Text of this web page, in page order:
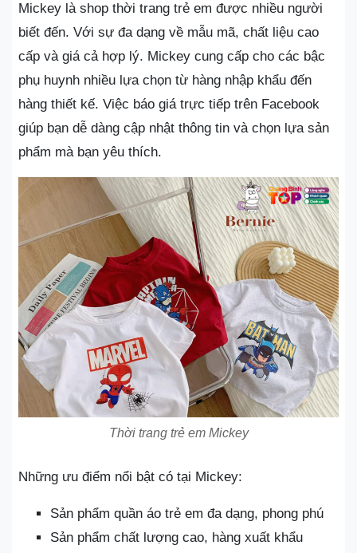
Mickey là shop thời trang trẻ em được nhiều người
biết đến. Với sự đa dạng về mẫu mã, chất liệu cao
cấp và giá cả hợp lý. Mickey cung cấp cho các bậc
phụ huynh nhiều lựa chọn từ hàng nhập khẩu đến
hàng thiết kế. Việc báo giá trực tiếp trên Facebook
giúp bạn dễ dàng cập nhật thông tin và chọn lựa sản
phẩm mà bạn yêu thích.
Thời trang trẻ em Mickey
Những ưu điểm nổi bật có tại Mickey:
Sản phẩm quần áo trẻ em đa dạng, phong phú
Sản phẩm chất lượng cao, hàng xuất khẩu